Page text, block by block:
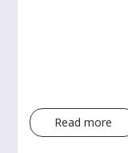
Read more